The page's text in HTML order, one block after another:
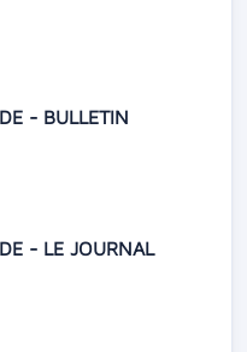
- BULLETIN
- LE JOURNAL